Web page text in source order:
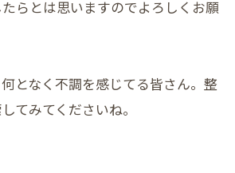
らとは思いますのでよろしくお願
となく不調を感じてる皆さん。整
てみてくださいね。